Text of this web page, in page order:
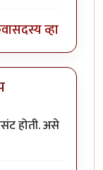
सदस्य व्हा
खूपbyडॉ सुहास
होती. असे